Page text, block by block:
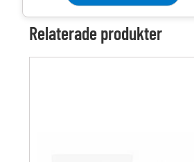
Relaterade produkter